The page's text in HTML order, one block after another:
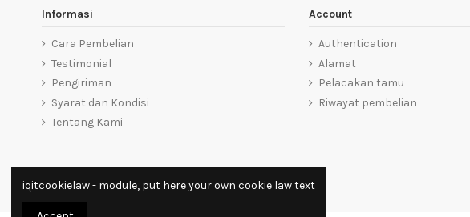
Informasi
Cara Pembelian
Testimonial
Pengiriman
Syarat dan Kondisi
Tentang Kami
Account
Authentication
Alamat
Pelacakan tamu
Riwayat pembelian
iqitcookielaw - module, put here your own cookie law text